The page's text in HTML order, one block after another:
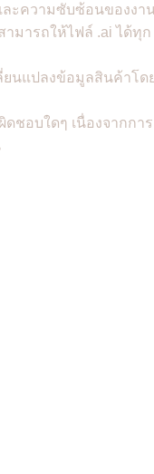
ละความซับซ้อนของงา
มารถให้ไฟล์ .ai ได้ทุก
ยนแปลงข้อมูลสินค้าโด
ชอบใดๆ เนื่องจากการ